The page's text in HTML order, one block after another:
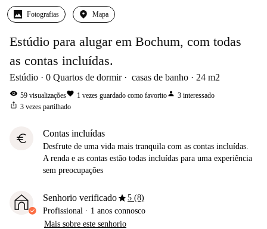
Fotografias Mapa
Estúdio para alugar em Bochum, com todas
as contas incluídas.
Estúdio 0 Quartos de dormir casas de banho 24 m2
visibility 59 visualizaçõesfavorite 1 vezes guardado como favoritoperson 3 interessado
ios_share 3 vezes partilhado
euro Contas incluídas
Desfrute de uma vida mais tranquila com as contas incluídas.
A renda e as contas estão todas incluídas para uma experiência
sem preocupações
Senhorio verificadostar5 (8)
Profissional · 1 anos connosco
Mais sobre este senhorio